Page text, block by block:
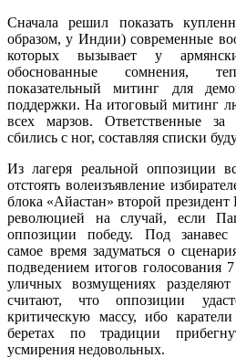
Сначала решил показать
образом, у Индии) современные
которых вызывает у
обоснованные сомнения,
показательный митинг для
поддержки. На итоговый митинг
всех марзов. Ответственные
сбились с ног, составляя списки
Из лагеря реальной оппозиции
отстоять волеизъявление
блока «Айастан» второй
революцией на случай, если
оппозиции победу. Под занавес
самое время задуматься о
подведением итогов голосования
уличных возмущениях
считают, что оппозиции
критическую массу, ибо
беретах по традиции
усмирения недовольных.